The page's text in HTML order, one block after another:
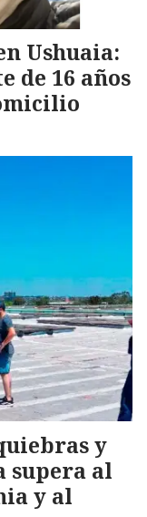
Ushuaia:
de 16 años
y
supera al
y al